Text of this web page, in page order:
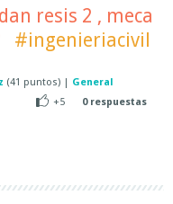
resis 2 , meca
#ingenieriacivil
(41 puntos) | General
+5
0respuestas